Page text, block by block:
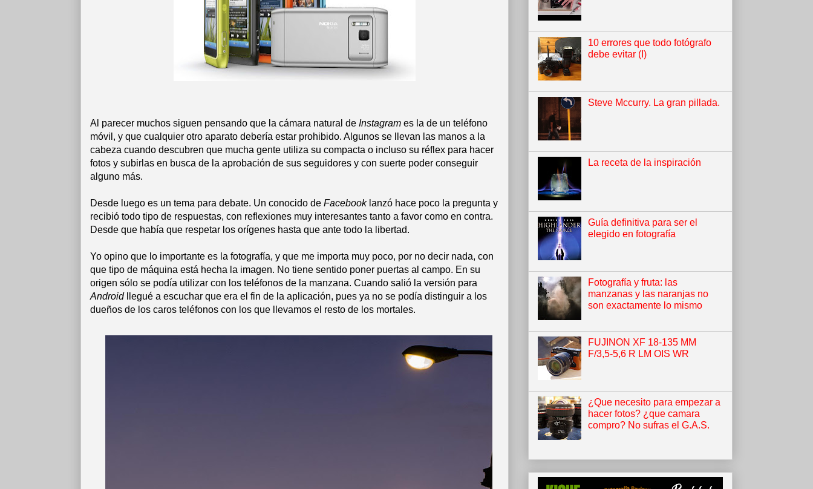
Al parecer muchos siguen pensando que la cámara natural de Instagram es la de un teléfono
móvil, y que cualquier otro aparato debería estar prohibido. Algunos se llevan las manos a la
cabeza cuando descubren que mucha gente utiliza su compacta o incluso su réflex para hacer
fotos y subirlas en busca de la aprobación de sus seguidores y con suerte poder conseguir
alguno más.
Desde luego es un tema para debate. Un conocido de Facebook lanzó hace poco la pregunta y
recibió todo tipo de respuestas, con reflexiones muy interesantes tanto a favor como en contra.
Desde que había que respetar los orígenes hasta que ante todo la libertad.
Yo opino que lo importante es la fotografía, y que me importa muy poco, por no decir nada, con
que tipo de máquina está hecha la imagen. No tiene sentido poner puertas al campo. En su
origen sólo se podía utilizar con los teléfonos de la manzana. Cuando salió la versión para
Android
llegué a escuchar que era el fin de la aplicación, pues ya no se podía distinguir a los
dueños de los caros teléfonos con los que llevamos el resto de los mortales.
10 errores que todo fotógrafo
debe evitar (I)
Steve Mccurry. La gran pillada.
La receta de la inspiración
Guía definitiva para ser el
elegido en fotografía
Fotografía y fruta: las
manzanas y las naranjas no
son exactamente lo mismo
FUJINON XF 18-135 MM
F/3,5-5,6 R LM OIS WR
¿Que necesito para empezar a
hacer fotos? ¿que camara
compro? No sufras el G.A.S.